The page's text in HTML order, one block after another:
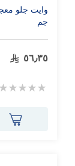
جم
٥٦٫٣٥
Rating: